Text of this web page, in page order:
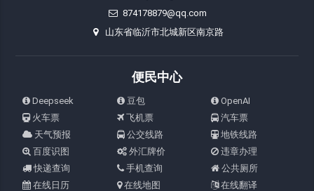
874178879@qq.com
山东省临沂市北城新区南京路
便民中心
Deepseek 豆包
OpenAI
火车票
飞机票
汽车票
天气预报
公交线路
地铁线路
百度识图
外汇牌价
违章办理
快递查询
手机查询
公共厕所
在线日历
在线地图
在线翻译